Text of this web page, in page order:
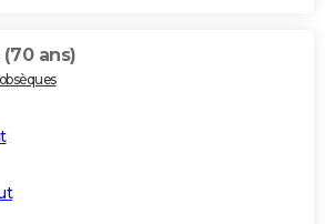
(70 ans)